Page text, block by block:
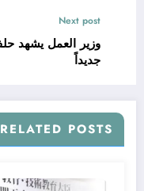
Next post
جديداً
RELATED POSTS